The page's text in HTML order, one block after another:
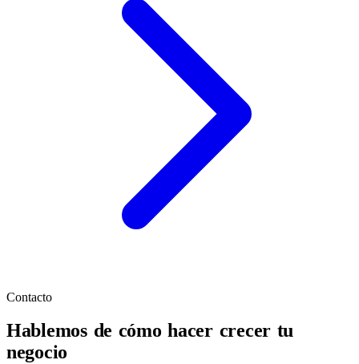
Contacto
Hablemos de cómo hacer crecer tu
negocio